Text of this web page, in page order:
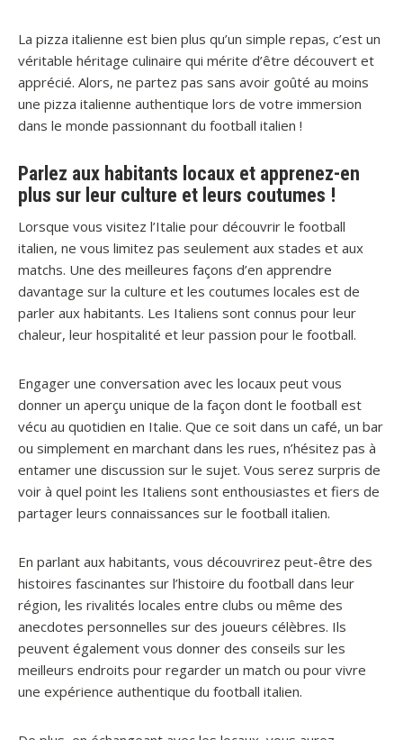
La pizza italienne est bien plus qu’un simple repas, c’est un
véritable héritage culinaire qui mérite d’être découvert et
apprécié. Alors, ne partez pas sans avoir goûté au moins
une pizza italienne authentique lors de votre immersion
dans le monde passionnant du football italien !
Parlez aux habitants locaux et apprenez-en
plus sur leur culture et leurs coutumes !
Lorsque vous visitez l’Italie pour découvrir le football
italien, ne vous limitez pas seulement aux stades et aux
matchs. Une des meilleures façons d’en apprendre
davantage sur la culture et les coutumes locales est de
parler aux habitants. Les Italiens sont connus pour leur
chaleur, leur hospitalité et leur passion pour le football.
Engager une conversation avec les locaux peut vous
donner un aperçu unique de la façon dont le football est
vécu au quotidien en Italie. Que ce soit dans un café, un bar
ou simplement en marchant dans les rues, n’hésitez pas à
entamer une discussion sur le sujet. Vous serez surpris de
voir à quel point les Italiens sont enthousiastes et fiers de
partager leurs connaissances sur le football italien.
En parlant aux habitants, vous découvrirez peut-être des
histoires fascinantes sur l’histoire du football dans leur
région, les rivalités locales entre clubs ou même des
anecdotes personnelles sur des joueurs célèbres. Ils
peuvent également vous donner des conseils sur les
meilleurs endroits pour regarder un match ou pour vivre
une expérience authentique du football italien.